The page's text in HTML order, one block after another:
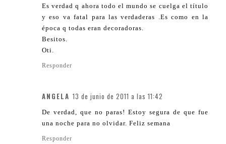
Es verdad q ahora todo el mundo se cuelga el título
y eso va fatal para las verdaderas .Es como en la
época q todas eran decoradoras.
Besitos.
Oti.
Responder
ANGELA 13 de junio de 2011 a las 11:42
De verdad, que no paras! Estoy segura de que fue
una noche para no olvidar. Feliz semana
Responder